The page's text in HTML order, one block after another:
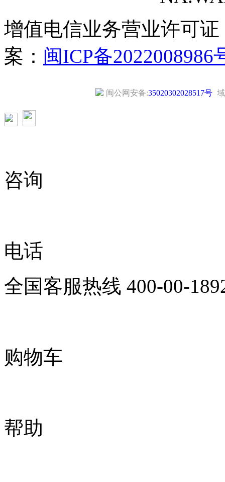
增值电信业务营业许可证
案： 闽ICP备2022008986
闽公网安备:35020302028517号
咨询
电话
全国客服热线 400-00-
购物车
帮助